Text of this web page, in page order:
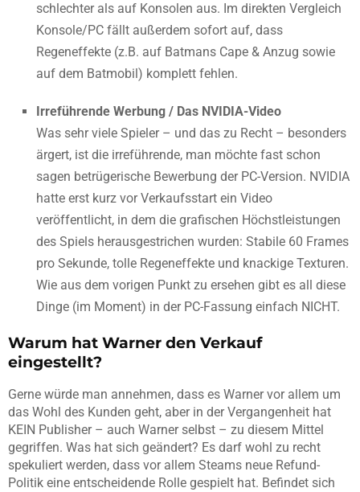
schlechter als auf Konsolen aus. Im direkten Vergleich
Konsole/PC fällt außerdem sofort auf, dass
Regeneffekte (z.B. auf Batmans Cape & Anzug sowie
auf dem Batmobil) komplett fehlen.
Irreführende Werbung / Das NVIDIA-Video
Was sehr viele Spieler – und das zu Recht – besonders
ärgert, ist die irreführende, man möchte fast schon
sagen betrügerische Bewerbung der PC-Version. NVIDIA
hatte erst kurz vor Verkaufsstart ein Video
veröffentlicht, in dem die grafischen Höchstleistungen
des Spiels herausgestrichen wurden: Stabile 60 Frames
pro Sekunde, tolle Regeneffekte und knackige Texturen.
Wie aus dem vorigen Punkt zu ersehen gibt es all diese
Dinge (im Moment) in der PC-Fassung einfach NICHT.
Warum hat Warner den Verkauf
eingestellt?
Gerne würde man annehmen, dass es Warner vor allem um
das Wohl des Kunden geht, aber in der Vergangenheit hat
KEIN Publisher – auch Warner selbst – zu diesem Mittel
gegriffen. Was hat sich geändert? Es darf wohl zu recht
spekuliert werden, dass vor allem Steams neue Refund-
Politik eine entscheidende Rolle gespielt hat. Befindet sich